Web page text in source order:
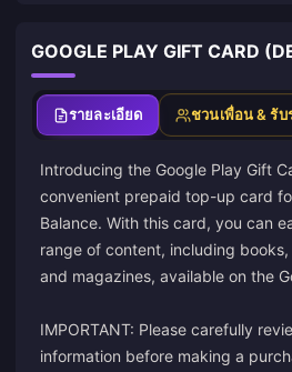
GOOGLE PLAY GIFT CARD
รายละเอียด ชวนเพื่อน & รับ
Introducing the Google Play Gift
convenient prepaid top-up card
Balance. With this card, you can
range of content, including
and magazines, available on the
IMPORTANT: Please carefully
information before making a